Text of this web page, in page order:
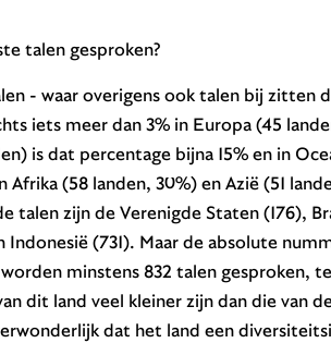
talen gesproken?
- waar overigens ook talen bij zitten
iets meer dan 3% in Europa (45
is dat percentage bijna 15% en in
(58 landen, 30%) en Azië (51
talen zijn de Verenigde Staten (176),
Indonesië (731). Maar de absolute
minstens 832 talen gesproken,
dit land veel kleiner zijn dan die van
dat het land een